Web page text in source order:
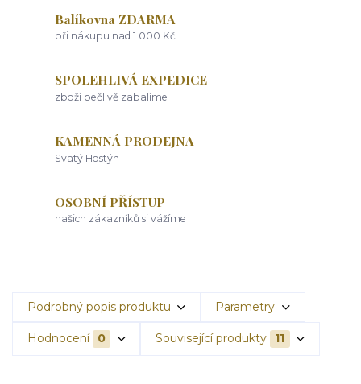
Balíkovna ZDARMA
při nákupu nad 1 000 Kč
SPOLEHLIVÁ EXPEDICE
zboží pečlivě zabalíme
KAMENNÁ PRODEJNA
Svatý Hostýn
OSOBNÍ PŘÍSTUP
našich zákazníků si vážíme
Podrobný popis produktu Parametry
Hodnocení 0 Související produkty 11